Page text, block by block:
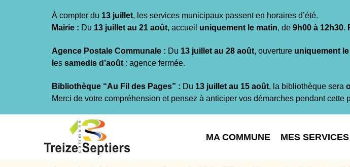
À compter du 13 juillet, les services municipaux passent en horaires d’été.
Mairie : Du 13 juillet au 21 août, accueil uniquement le matin, de 9h00 à 12h30.
Agence Postale Communale : Du 13 juillet au 28 août, ouverture uniquement
es samedis d’août : agence fermée.
Bibliothèque “Au Fil des Pages” : Du 13 juillet au 15 août, la bibliothèque sera
Merci de votre compréhension et pensez à anticiper vos démarches pendant cette
MA COMMUNE MES